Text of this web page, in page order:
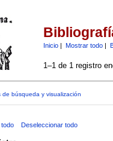
Inicio| Mostrar todo|
1–1 de 1 registro
de búsqueda y visualización
Deseleccionar todo